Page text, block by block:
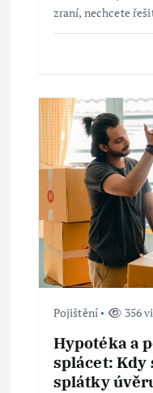
zraní, nechcete
Pojištění 356
Hypotéka a
splácet:
splátky